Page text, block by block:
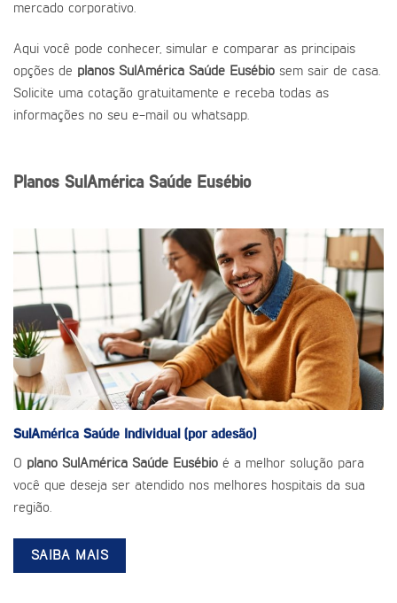
mercado corporativo.
Aqui você pode conhecer, simular e comparar as principais
opções de planos SulAmérica Saúde Eusébio sem sair de casa.
Solicite uma cotação gratuitamente e receba todas as
informações no seu e-mail ou whatsapp.
Planos SulAmérica Saúde Eusébio
SulAmérica Saúde Individual (por adesão)
O plano SulAmérica Saúde Eusébio é a melhor solução para
você que deseja ser atendido nos melhores hospitais da sua
região.
SAIBA MAIS